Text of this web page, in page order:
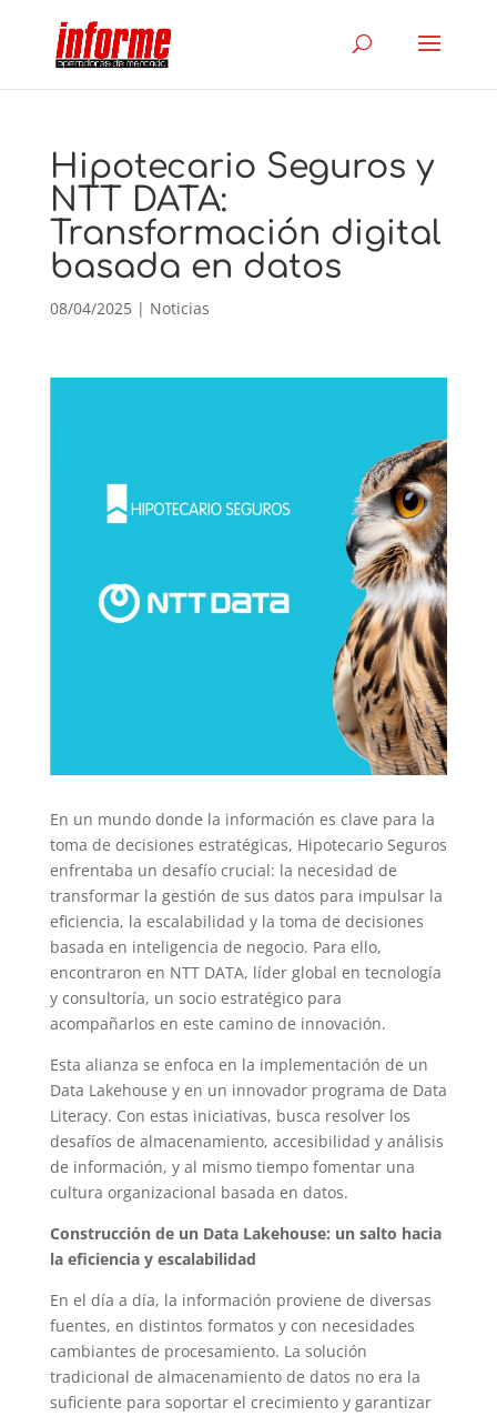
Hipotecario Seguros y
NTT DATA:
Transformación digital
basada en datos
08/04/2025| Noticias
En un mundo donde la información es clave para la
toma de decisiones estratégicas, Hipotecario Seguros
enfrentaba un desafío crucial: la necesidad de
transformar la gestión de sus datos para impulsar la
eficiencia, la escalabilidad y la toma de decisiones
basada en inteligencia de negocio. Para ello,
encontraron en NTT DATA, líder global en tecnología
y consultoría, un socio estratégico para
acompañarlos en este camino de innovación.
Esta alianza se enfoca en la implementación de un
Data Lakehouse y en un innovador programa de Data
Literacy. Con estas iniciativas, busca resolver los
desafíos de almacenamiento, accesibilidad y análisis
de información, y al mismo tiempo fomentar una
cultura organizacional basada en datos.
Construcción de un Data Lakehouse: un salto hacia
la eficiencia y escalabilidad
En el día a día, la información proviene de diversas
fuentes, en distintos formatos y con necesidades
cambiantes de procesamiento. La solución
tradicional de almacenamiento de datos no era la
suficiente para soportar el crecimiento y garantizar